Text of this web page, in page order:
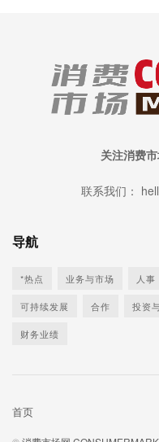
关注消费
联系我们：
导航
*热点 业务与市场 人事
可持续发展 合作 投资
财务业绩
首页